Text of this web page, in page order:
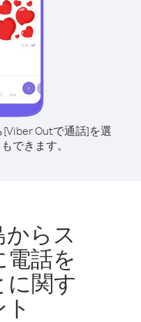
Outで通話]を選
できます。
らス
電話を
に関す